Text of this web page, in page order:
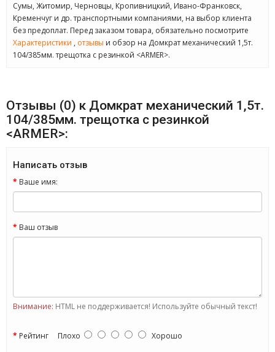
Сумы, Житомир, Черновцы, Кропивницкий, Ивано-Франковск,
Кременчуг и др. транспортными компаниями, на выбор клиента
без предоплат. Перед заказом товара, обязательно посмотрите
Характеристики , отзывы и обзор на Домкрат механический 1,5т.
104/385мм. трещотка с резинкой <ARMER>.
Отзывы (0) к Домкрат механический 1,5т.
104/385мм. трещотка с резинкой
<ARMER>:
Написать отзыв
Ваше имя:
Ваш отзыв
Внимание: HTML не поддерживается! Используйте обычный текст!
Рейтинг Плохо Хорошо